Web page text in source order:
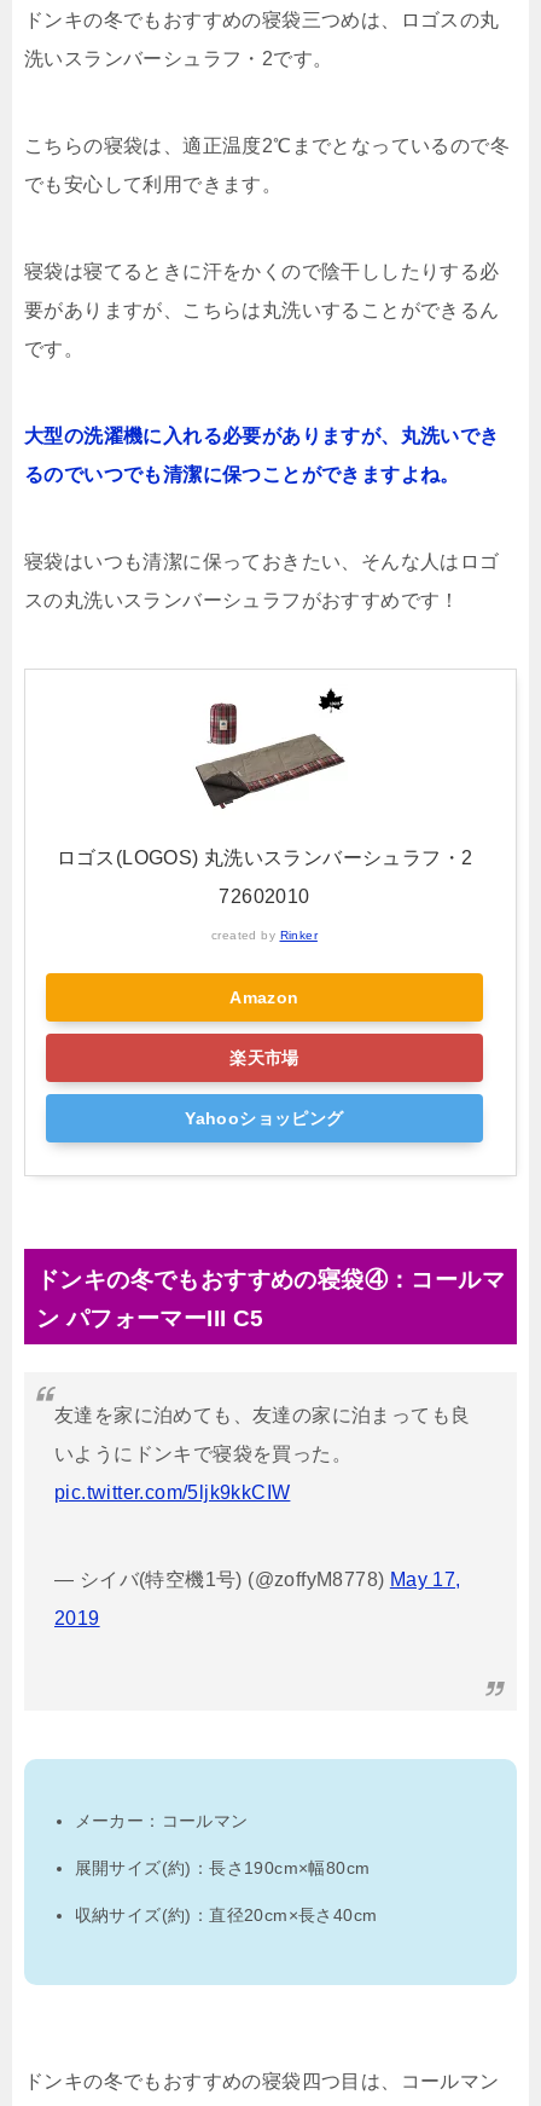
ドンキの冬でもおすすめの寝袋三つめは、ロゴスの丸
洗いスランバーシュラフ・2です。
こちらの寝袋は、適正温度2℃までとなっているので冬
でも安心して利用できます。
寝袋は寝てるときに汗をかくので陰干ししたりする必
要がありますが、こちらは丸洗いすることができるん
です。
大型の洗濯機に入れる必要がありますが、丸洗いでき
るのでいつでも清潔に保つことができますよね。
寝袋はいつも清潔に保っておきたい、そんな人はロゴ
スの丸洗いスランバーシュラフがおすすめです！
ロゴス(LOGOS) 丸洗いスランバーシュラフ・2
72602010
created by Rinker
Amazon
楽天市場
Yahooショッピング
ドンキの冬でもおすすめの寝袋④：コールマ
ン パフォーマーIII C5
友達を家に泊めても、友達の家に泊まっても良
いようにドンキで寝袋を買った。
pic.twitter.com/5ljk9kkCIW
— シイバ(特空機1号) (@zoffyM8778) May 17,
2019
メーカー：コールマン
展開サイズ(約)：長さ190cm×幅80cm
収納サイズ(約)：直径20cm×長さ40cm
ドンキの冬でもおすすめの寝袋四つ目は、コールマン